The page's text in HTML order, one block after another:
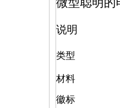
说明
类型
材料
徽标